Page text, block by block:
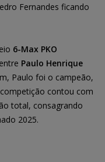
Fernandes ficando
6-Max PKO
Paulo Henrique
Paulo foi o campeão,
contou com
total, consagrando
2025.